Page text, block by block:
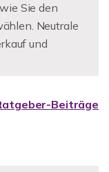
Sie den
Neutrale
und
Beiträge